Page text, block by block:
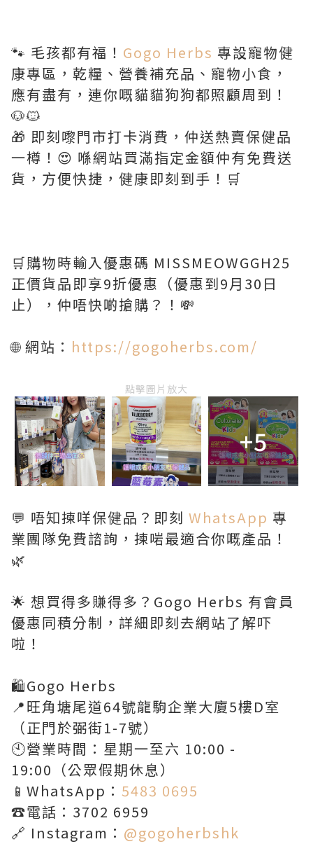
🐾 毛孩都有福！ Gogo Herbs 專設寵物健
康專區，乾糧、營養補充品、寵物小食，
應有盡有，連你嘅貓貓狗狗都照顧周到！
🐶🐱
🎁 即刻嚟門市打卡消費，仲送熱賣保健品
一樽！😍 喺網站買滿指定金額仲有免費送
貨，方便快捷，健康即刻到手！🛒
🛒購物時輸入優惠碼 MISSMEOWGGH25
正價貨品即享9折優惠（優惠到9月30日
止），仲唔快啲搶購？！💸
🌐 網站： https://gogoherbs.com/
點擊圖片放大
+5
💬 唔知揀咩保健品？即刻 WhatsApp 專
業團隊免費諮詢，揀啱最適合你嘅產品！
🌿
🌟 想買得多賺得多？Gogo Herbs 有會員
優惠同積分制，詳細即刻去網站了解吓
啦！
🛍️Gogo Herbs
📍旺角塘尾道64號龍駒企業大廈5樓D室
（正門於弼街1-7號）
🕙營業時間：星期一至六 10:00 -
19:00（公眾假期休息）
📱WhatsApp： 5483 0695
☎️電話：3702 6959
🔗 Instagram： @gogoherbshk